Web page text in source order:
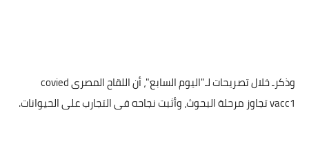
وذكرـ خلال تصريحات لـ"اليوم السابع"، أن اللقاح المصرىcovied
vacc1تجاوز مرحلة البحوث، وأثبت نجاحه فى التجارب على الحيوانات.